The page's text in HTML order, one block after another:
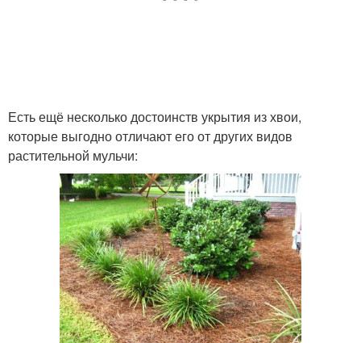
Есть ещё несколько достоинств укрытия из хвои,
которые выгодно отличают его от других видов
растительной мульчи: